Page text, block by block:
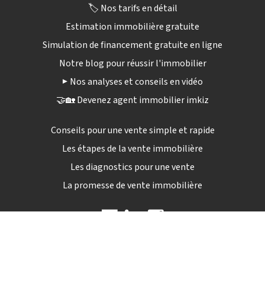
🏷️ Nos tarifs en détail
Estimation immobilière gratuite
Simulation de financement gratuite en ligne
Notre blog pour réussir l'immobilier
▶️ Nos analyses et conseils en vidéo
🤝🏡 Devenez agent immobilier imkiz
Conseils pour une vente simple et rapide
Les étapes de la vente immobilière
Les diagnostics pour une vente
La promesse de vente immobilière